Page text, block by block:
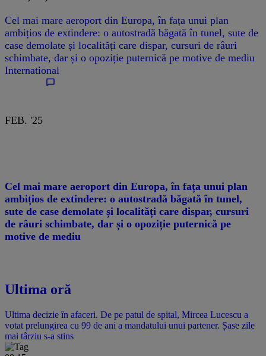
Cel mai mare aeroport din Europa, în fața unui plan
ambițios de extindere: o autostradă băgată în tunel, sute de
case demolate și localități care dispar, cursuri de râuri
schimbate, dar și o opoziție puternică pe motive de mediu
International
FEB. '25
Cel mai mare aeroport din Europa, în fața unui plan
ambițios de extindere: o autostradă băgată în tunel,
sute de case demolate și localități care dispar, cursuri
de râuri schimbate, dar și o opoziție puternică pe
motive de mediu
Ultima oră
Ultima decizie în afaceri. De pe patul de spital, Mircea Lucescu a
votat prelungirea cu 99 de ani a mandatului unui partener. Șase zile
mai târziu s-a stins